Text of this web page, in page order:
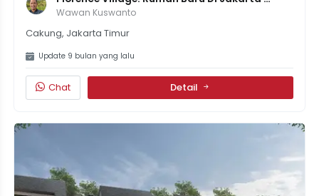
Garden City, Akses CBD & Fasilitas Lengkap
Wawan Kuswanto
Cakung, Jakarta Timur
Update 9 bulan yang lalu
Chat Detail